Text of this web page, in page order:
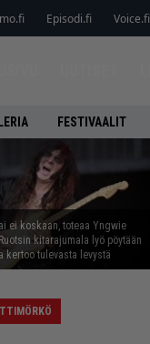
Episodi.fi Voice.fi
FESTIVAALIT
ei koskaan, toteaa Yngwie
kitarajumala lyö pöytään
kertoo tulevasta levystä